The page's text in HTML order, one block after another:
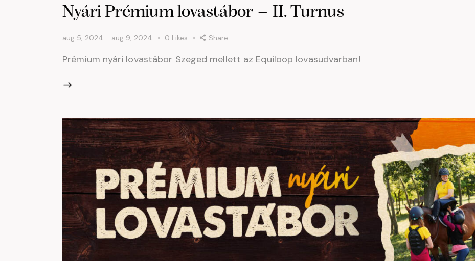
Nyári Prémium lovastábor – II. Turnus
aug 5, 2024 - aug 9, 2024 0 Likes Share
Prémium nyári lovastábor Szeged mellett az Equiloop lovasudvarban!